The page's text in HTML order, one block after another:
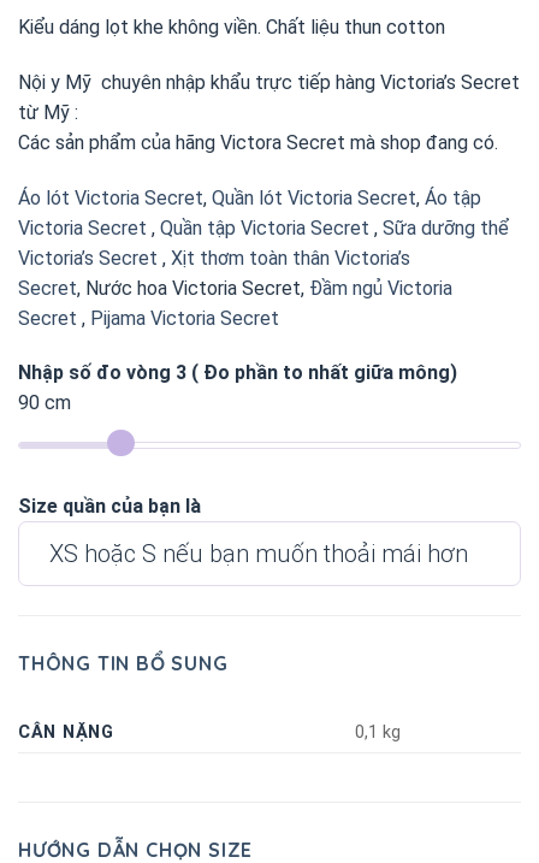
Kiểu dáng lọt khe không viền. Chất liệu thun cotton
Nội y Mỹ chuyên nhập khẩu trực tiếp hàng Victoria’s Secret
từ Mỹ :
Các sản phẩm của hãng Victora Secret mà shop đang có.
Áo lót Victoria Secret, Quần lót Victoria Secret, Áo tập
Victoria Secret , Quần tập Victoria Secret , Sữa dưỡng thể
Victoria’s Secret , Xịt thơm toàn thân Victoria’s
Secret, Nước hoa Victoria Secret, Đầm ngủ Victoria
Secret , Pijama Victoria Secret
Nhập số đo vòng 3 ( Đo phần to nhất giữa mông)
90 cm
Size quần của bạn là
XS hoặc S nếu bạn muốn thoải mái hơn
THÔNG TIN BỔ SUNG
CÂN NẶNG 0,1 kg
HƯỚNG DẪN CHỌN SIZE